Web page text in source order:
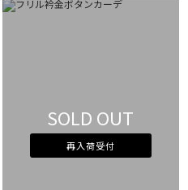
SOLD OUT
再入荷受付